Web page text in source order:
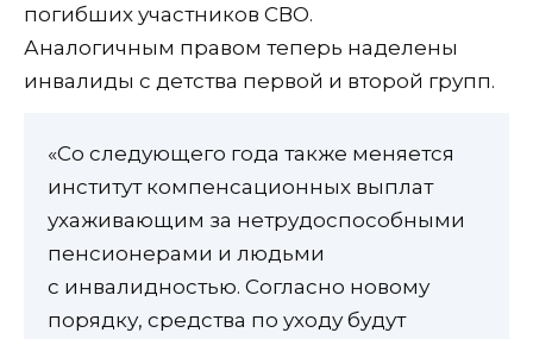
погибших участников СВО.
Аналогичным правом теперь наделены
инвалиды с детства первой и второй групп.
«Со следующего года также меняется
институт компенсационных выплат
ухаживающим за нетрудоспособными
пенсионерами и людьми
с инвалидностью. Согласно новому
порядку, средства по уходу будут